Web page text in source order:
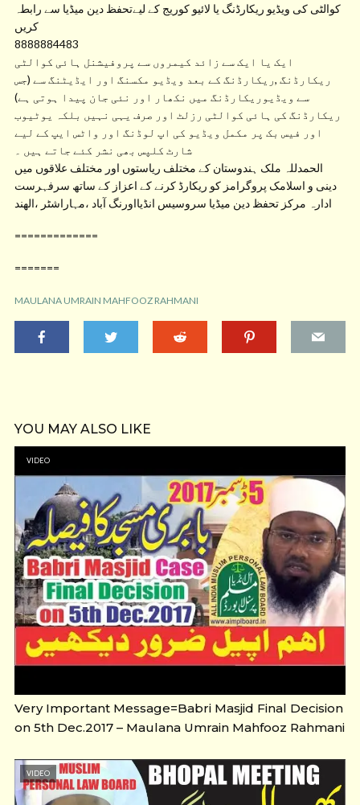
کوالٹی کی ویڈیو ریکارڈنگ یا لائیو کوریج کے لیےتحفظ دین میڈیا سے رابطہ
کریں
8888884483
ایک یا ایک سے زائد کیمروں سے پروفیشنل ہائی کوالٹی
ریکارڈنگ ,ریکارڈنگ کے بعد ویڈیو مکسنگ اور ایڈیٹنگ سے (جس
سے ویڈیوریکارڈنگ میں نکھار اور نئی جان پیدا ہوتی ہے)
ریکارڈنگ کی ہائی کوالٹی رزلٹ اور صرف یہی نہیں بلکہ یوٹیوب
اور فیس بک پر مکمل ویڈیو کی اپ لوڈنگ اور واٹس ایپ کے لیے
شارٹ کلپس بھی نشر کئے جاتے ہیں ۔
الحمدللہ ملک ہندوستان کے مختلف ریاستوں اور مختلف علاقوں میں
دینی و اسلامک پروگرامز کو ریکارڈ کرنے کے اعزاز کے ساتھ سرفہرست
ادارہ مرکز تحفظ دین میڈیا سروسیس انڈیااورنگ آباد ،مہاراشٹر ،الھند
=============
=======
MAULANA UMRAIN MAHFOOZ RAHMANI
YOU MAY ALSO LIKE
VIDEO
Very Important Message=Babri Masjid Final Decision
on 5th Dec.2017 – Maulana Umrain Mahfooz Rahmani
VIDEO